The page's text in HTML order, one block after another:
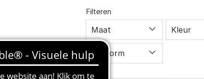
Filteren
Maat Kleur
Pasvorm